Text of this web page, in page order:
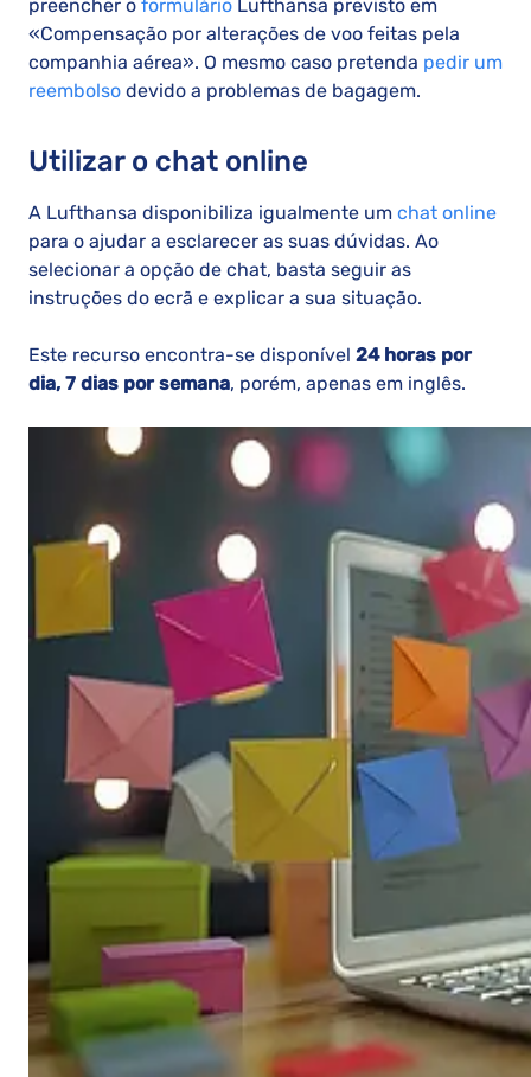
preencher o formulário Lufthansa previsto em
«Compensação por alterações de voo feitas pela
companhia aérea». O mesmo caso pretenda pedir um
reembolso devido a problemas de bagagem.
Utilizar o chat online
A Lufthansa disponibiliza igualmente um chat online
para o ajudar a esclarecer as suas dúvidas. Ao
selecionar a opção de chat, basta seguir as
instruções do ecrã e explicar a sua situação.
Este recurso encontra-se disponível 24 horas por
dia, 7 dias por semana, porém, apenas em inglês.